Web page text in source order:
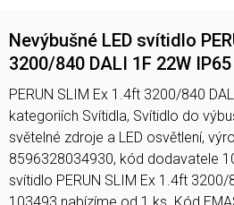
Nevýbušné LED svítidlo
3200/840 DALI 1F 22W
PERUN SLIM Ex 1.4ft 3200/840
kategoriích Svítidla, Svítidlo do
světelné zdroje a LED osvětlení,
8596328034930, kód dodavatele
svítidlo PERUN SLIM Ex 1.4ft